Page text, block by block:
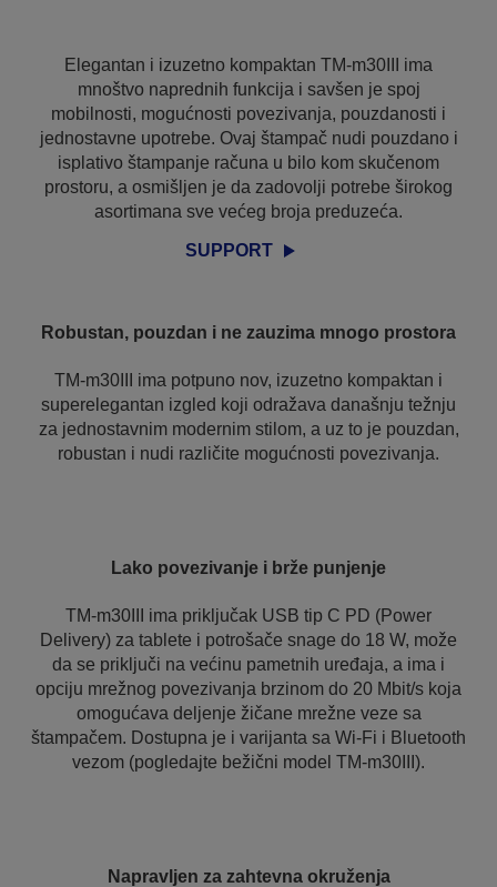
Elegantan i izuzetno kompaktan TM-m30III ima
mnoštvo naprednih funkcija i savšen je spoj
mobilnosti, mogućnosti povezivanja, pouzdanosti i
jednostavne upotrebe. Ovaj štampač nudi pouzdano i
isplativo štampanje računa u bilo kom skučenom
prostoru, a osmišljen je da zadovolji potrebe širokog
asortimana sve većeg broja preduzeća.
SUPPORT
Robustan, pouzdan i ne zauzima mnogo prostora
TM-m30III ima potpuno nov, izuzetno kompaktan i
superelegantan izgled koji odražava današnju težnju
za jednostavnim modernim stilom, a uz to je pouzdan,
robustan i nudi različite mogućnosti povezivanja.
Lako povezivanje i brže punjenje
TM-m30III ima priključak USB tip C PD (Power
Delivery) za tablete i potrošače snage do 18 W, može
da se priključi na većinu pametnih uređaja, a ima i
opciju mrežnog povezivanja brzinom do 20 Mbit/s koja
omogućava deljenje žičane mrežne veze sa
štampačem. Dostupna je i varijanta sa Wi-Fi i Bluetooth
vezom (pogledajte bežični model TM-m30III).
Napravljen za zahtevna okruženja